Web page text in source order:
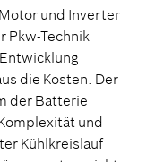
und Inverter
Pkw-Technik
die Kosten. Der
der Batterie
und
Kühlkreislauf